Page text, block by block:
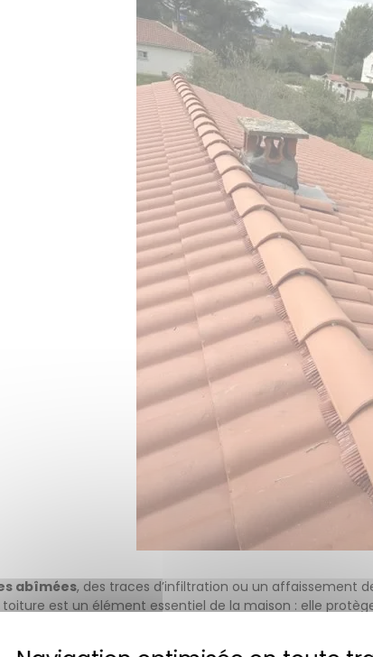
abîmées, des traces d’infiltration ou un affaissement
toiture est un élément essentiel de la maison : elle